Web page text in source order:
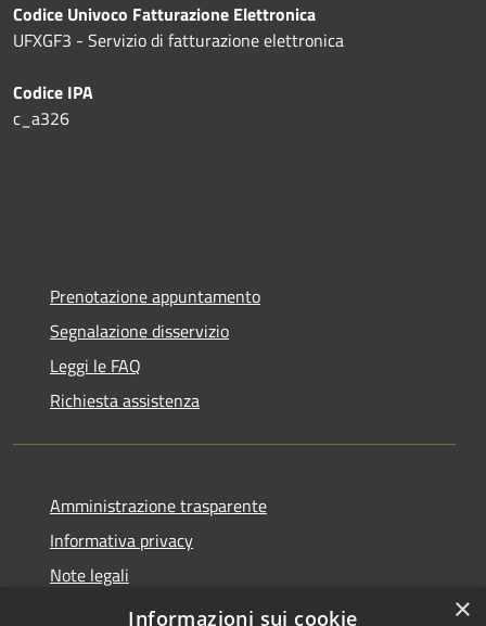
Codice Univoco Fatturazione Elettronica
UFXGF3 - Servizio di fatturazione elettronica
Codice IPA
c_a326
Prenotazione appuntamento
Segnalazione disservizio
Leggi le FAQ
Richiesta assistenza
Amministrazione trasparente
Informativa privacy
Note legali
Dichiarazione di accessibilità
×
Informazioni sui cookie